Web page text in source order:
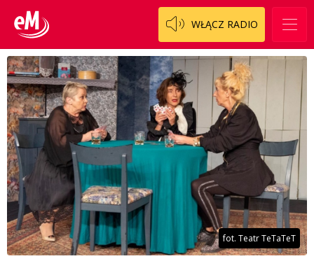
WŁĄCZ RADIO
fot. Teatr TeTaTeT